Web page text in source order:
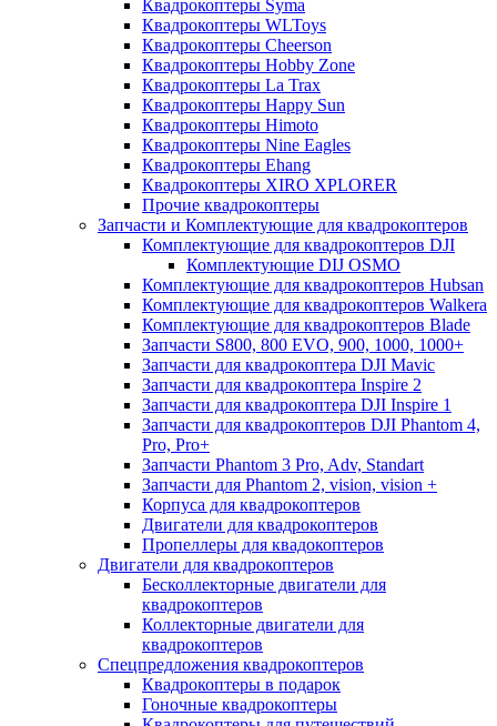
Квадрокоптеры Syma
Квадрокоптеры WLToys
Квадрокоптеры Cheerson
Квадрокоптеры Hobby Zone
Квадрокоптеры La Trax
Квадрокоптеры Happy Sun
Квадрокоптеры Himoto
Квадрокоптеры Nine Eagles
Квадрокоптеры Ehang
Квадрокоптеры XIRO XPLORER
Прочие квадрокоптеры
Запчасти и Комплектующие для квадрокоптеров
Комплектующие для квадрокоптеров DJI
Комплектующие DIJ OSMO
Комплектующие для квадрокоптеров Hubsan
Комплектующие для квадрокоптеров Walkera
Комплектующие для квадрокоптеров Blade
Запчасти S800, 800 EVO, 900, 1000, 1000+
Запчасти для квадрокоптера DJI Mavic
Запчасти для квадрокоптера Inspire 2
Запчасти для квадрокоптера DJI Inspire 1
Запчасти для квадрокоптеров DJI Phantom 4,
Pro, Pro+
Запчасти Phantom 3 Pro, Adv, Standart
Запчасти для Phantom 2, vision, vision +
Корпуса для квадрокоптеров
Двигатели для квадрокоптеров
Пропеллеры для квадокоптеров
Двигатели для квадрокоптеров
Бесколлекторные двигатели для
квадрокоптеров
Коллекторные двигатели для
квадрокоптеров
Спецпредложения квадрокоптеров
Квадрокоптеры в подарок
Гоночные квадрокоптеры